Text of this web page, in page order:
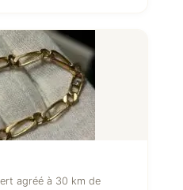
agréé à 30 km de